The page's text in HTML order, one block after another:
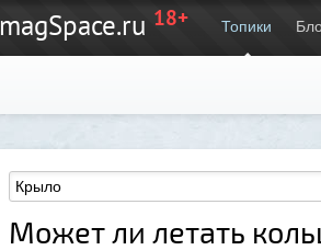
magSpace.ru 18+ Топики
Может ли летать